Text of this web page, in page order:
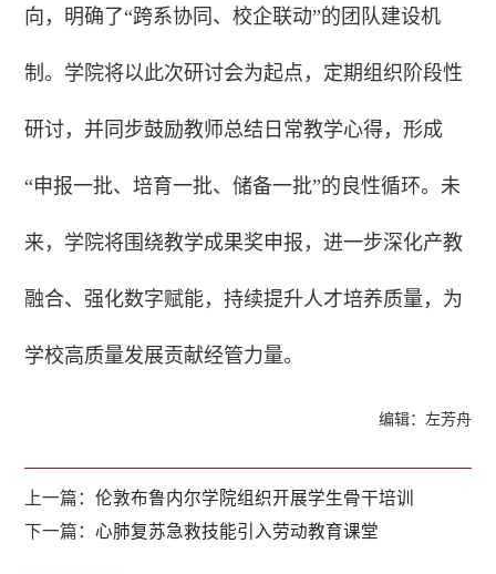
向，明确了“跨系协同、校企联动”的团队建设机
制。学院将以此次研讨会为起点，定期组织阶段性
研讨，并同步鼓励教师总结日常教学心得，形成
“申报一批、培育一批、储备一批”的良性循环。未
来，学院将围绕教学成果奖申报，进一步深化产教
融合、强化数字赋能，持续提升人才培养质量，为
学校高质量发展贡献经管力量。
编辑：左芳舟
上一篇：伦敦布鲁内尔学院组织开展学生骨干培训
下一篇：心肺复苏急救技能引入劳动教育课堂